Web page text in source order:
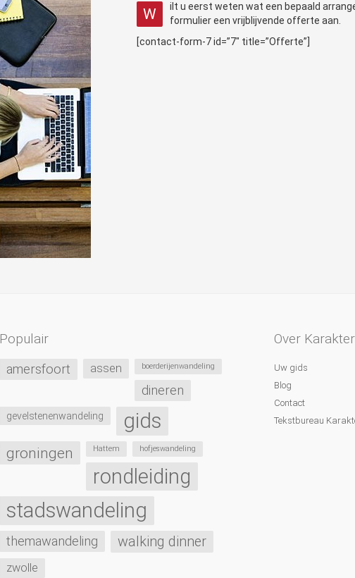
W
ilt u eerst weten wat een bepaald
formulier een vrijblijvende offerte aan.
[contact-form-7 id=”7″ title=”Offerte”]
Populair
amersfoort assen boerderijenwandeling
dineren
gevelstenenwandeling gids
groningen Hattem hofjeswandeling
rondleiding
stadswandeling
themawandeling walking dinner
zwolle
Over Karakter
Uw gids
Blog
Contact
Tekstbureau